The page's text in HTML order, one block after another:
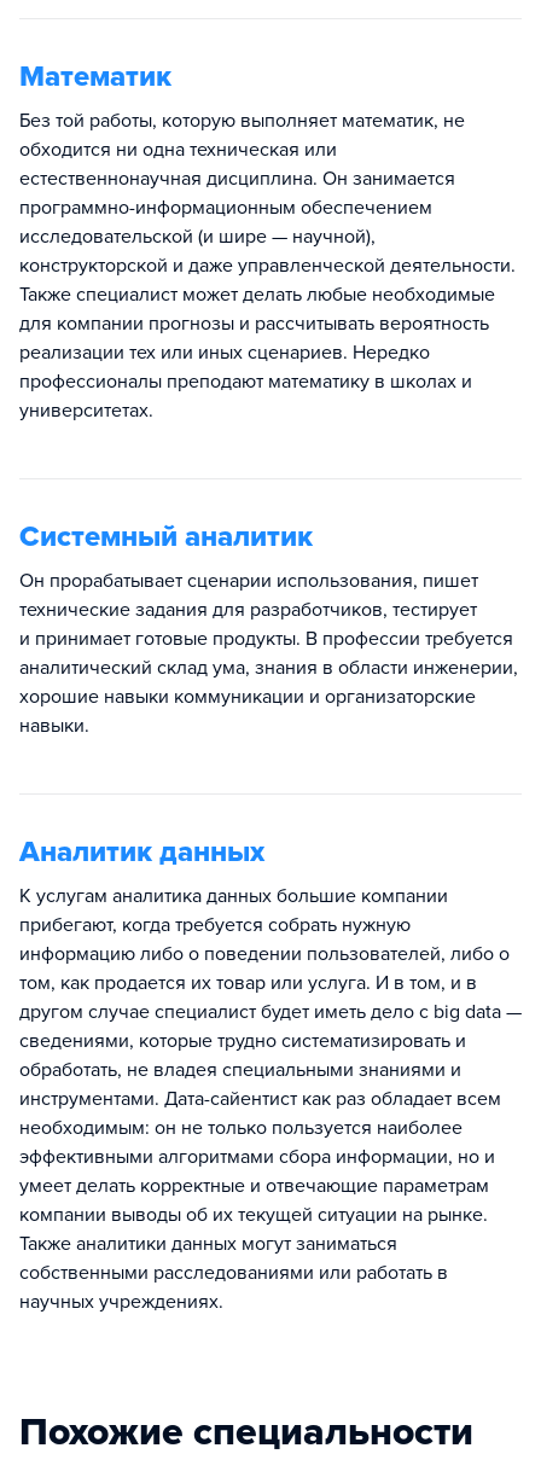
Математик
Без той работы, которую выполняет математик, не
обходится ни одна техническая или
естественнонаучная дисциплина. Он занимается
программно-информационным обеспечением
исследовательской (и шире — научной),
конструкторской и даже управленческой деятельности.
Также специалист может делать любые необходимые
для компании прогнозы и рассчитывать вероятность
реализации тех или иных сценариев. Нередко
профессионалы преподают математику в школах и
университетах.
Системный аналитик
Он прорабатывает сценарии использования, пишет
технические задания для разработчиков, тестирует
и принимает готовые продукты. В профессии требуется
аналитический склад ума, знания в области инженерии,
хорошие навыки коммуникации и организаторские
навыки.
Аналитик данных
К услугам аналитика данных большие компании
прибегают, когда требуется собрать нужную
информацию либо о поведении пользователей, либо о
том, как продается их товар или услуга. И в том, и в
другом случае специалист будет иметь дело с big data —
сведениями, которые трудно систематизировать и
обработать, не владея специальными знаниями и
инструментами. Дата-сайентист как раз обладает всем
необходимым: он не только пользуется наиболее
эффективными алгоритмами сбора информации, но и
умеет делать корректные и отвечающие параметрам
компании выводы об их текущей ситуации на рынке.
Также аналитики данных могут заниматься
собственными расследованиями или работать в
научных учреждениях.
Похожие специальности